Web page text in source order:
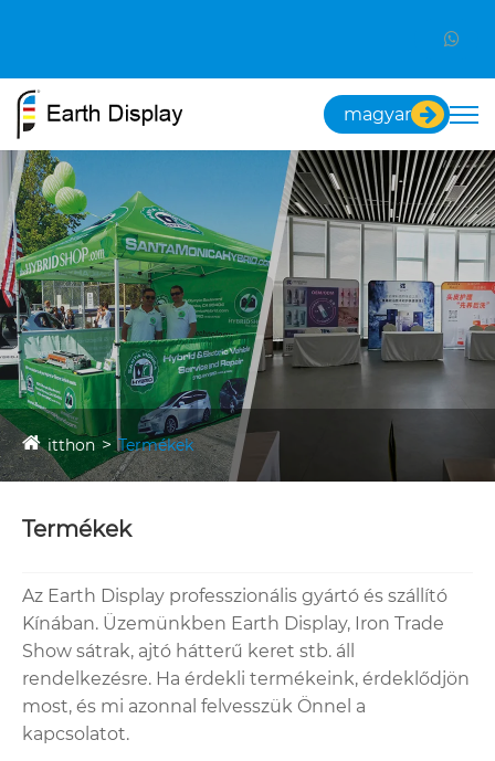
magyar
itthon Termékek
Termékek
Az Earth Display professzionális gyártó és szállító
Kínában. Üzemünkben Earth Display, Iron Trade
Show sátrak, ajtó hátterű keret stb. áll
rendelkezésre. Ha érdekli termékeink, érdeklődjön
most, és mi azonnal felvesszük Önnel a
kapcsolatot.